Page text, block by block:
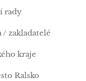
rady
/ zakladatelé
kraje
Ralsko